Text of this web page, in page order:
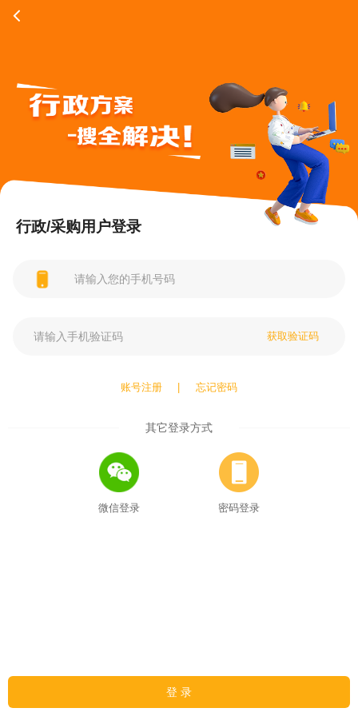
行政/采购用户登录
获取验证码
账号注册 忘记密码
登 录
其它登录方式
微信登录 密码登录